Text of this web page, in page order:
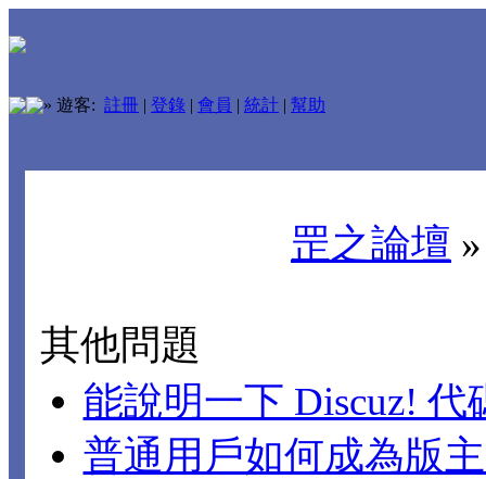
» 遊客: 註冊 | 登錄 | 會員 | 統計 | 幫助
罡之論壇
其他問題
能說明一下 Discuz! 代
普通用戶如何成為版